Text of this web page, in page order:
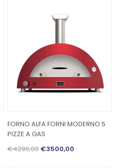
FORNO ALFA FORNI MODERNO 5
PIZZE A GAS
€4290,00€3500,00